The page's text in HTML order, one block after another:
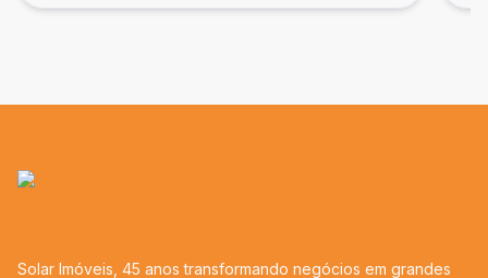
Solar Imóveis, 45 anos transformando negócios em grandes